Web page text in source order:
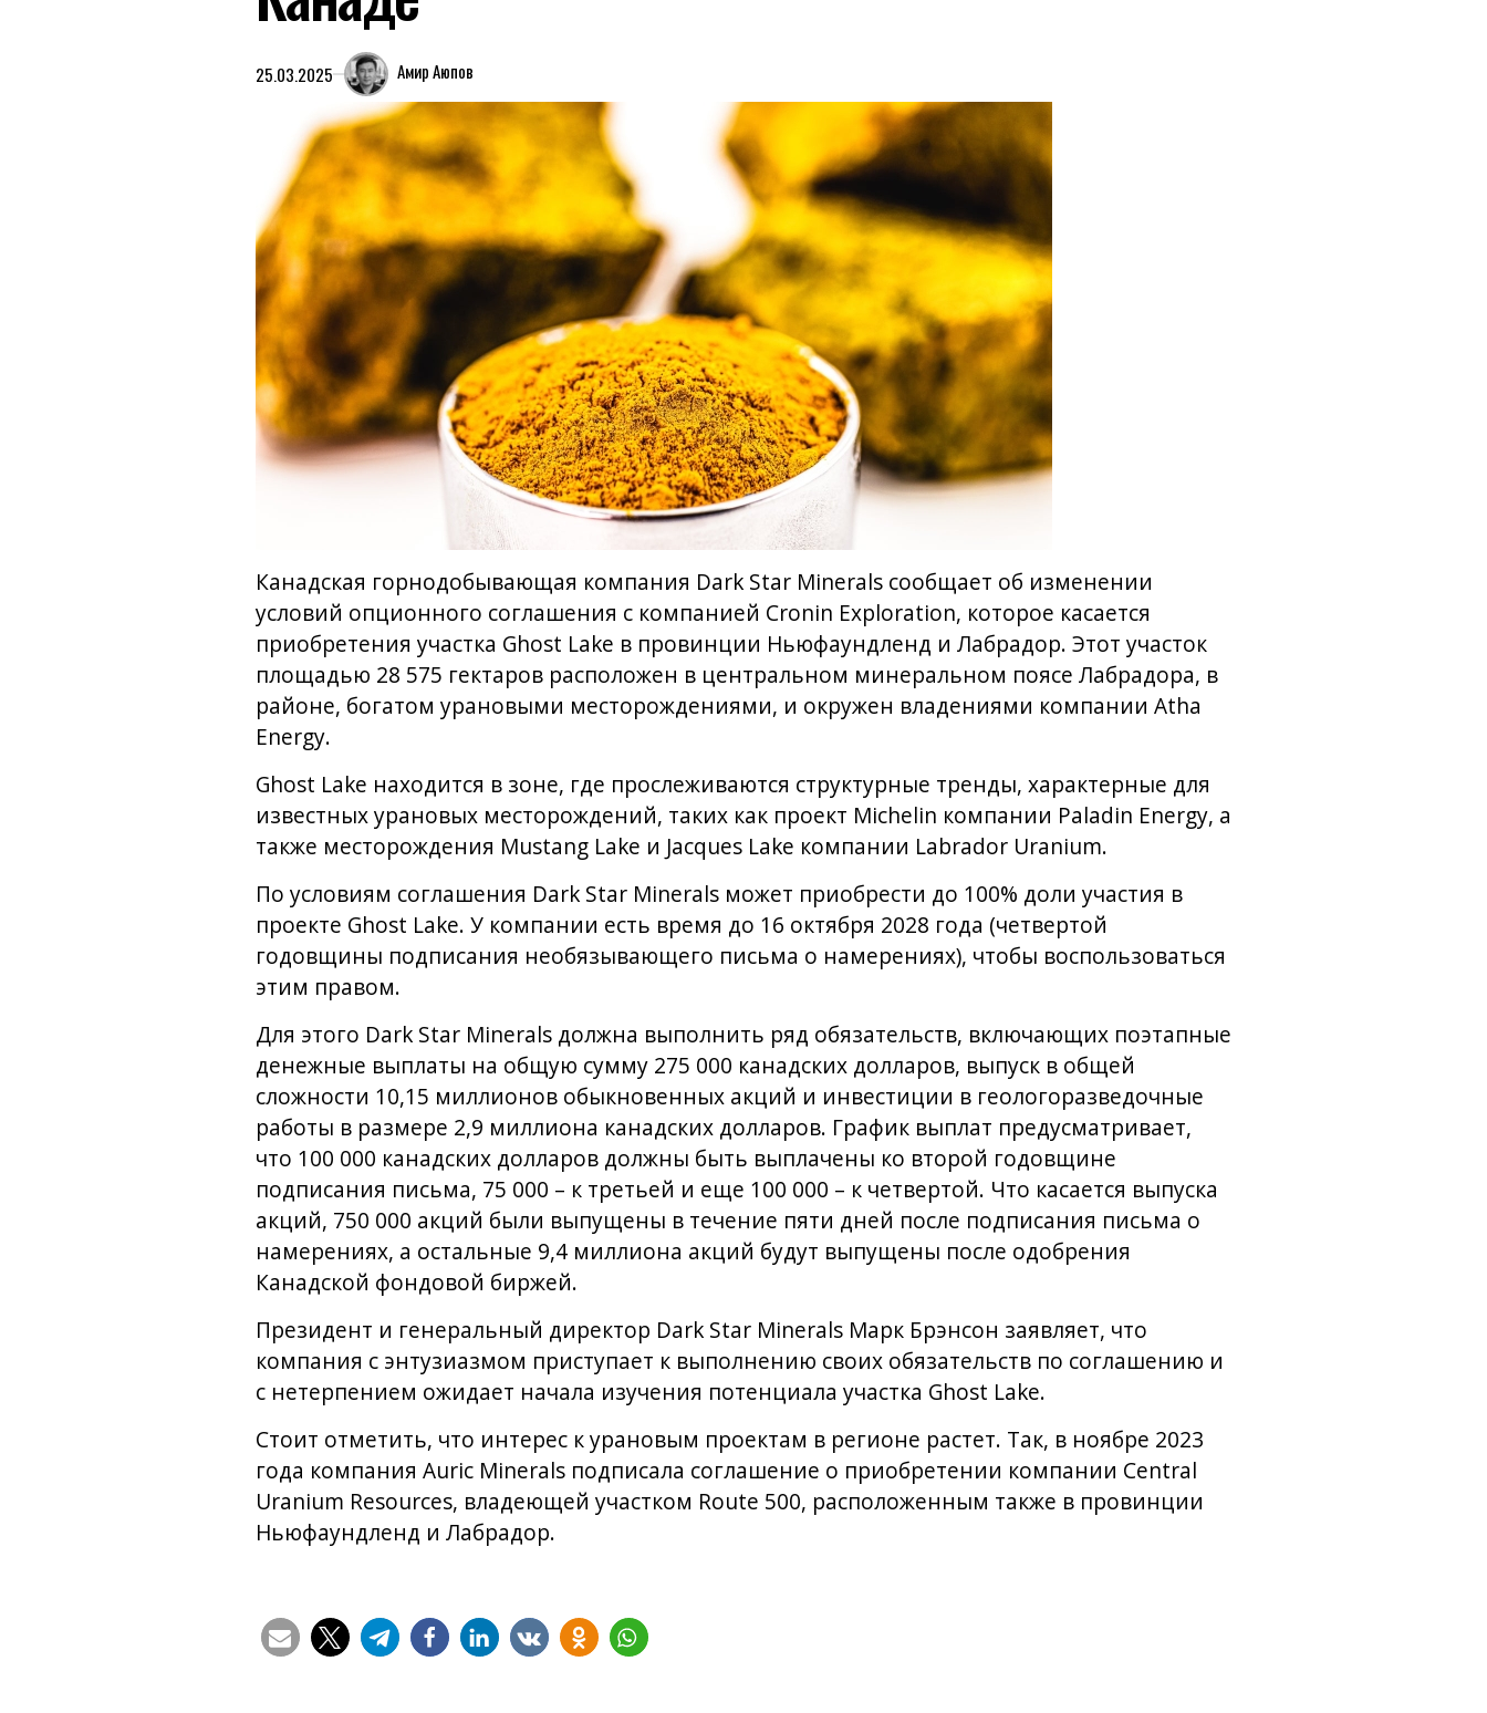
25.03.2025 Амир Аюпов
Канадская горнодобывающая компания Dark Star Minerals сообщает об изменении
условий опционного соглашения с компанией Cronin Exploration, которое касается
приобретения участка Ghost Lake в провинции Ньюфаундленд и Лабрадор. Этот участок
площадью 28 575 гектаров расположен в центральном минеральном поясе Лабрадора, в
районе, богатом урановыми месторождениями, и окружен владениями компании Atha
Energy.
Ghost Lake находится в зоне, где прослеживаются структурные тренды, характерные для
известных урановых месторождений, таких как проект Michelin компании Paladin Energy, а
также месторождения Mustang Lake и Jacques Lake компании Labrador Uranium.
По условиям соглашения Dark Star Minerals может приобрести до 100% доли участия в
проекте Ghost Lake. У компании есть время до 16 октября 2028 года (четвертой
годовщины подписания необязывающего письма о намерениях), чтобы воспользоваться
этим правом.
Для этого Dark Star Minerals должна выполнить ряд обязательств, включающих поэтапные
денежные выплаты на общую сумму 275 000 канадских долларов, выпуск в общей
сложности 10,15 миллионов обыкновенных акций и инвестиции в геологоразведочные
работы в размере 2,9 миллиона канадских долларов. График выплат предусматривает,
что 100 000 канадских долларов должны быть выплачены ко второй годовщине
подписания письма, 75 000 – к третьей и еще 100 000 – к четвертой. Что касается выпуска
акций, 750 000 акций были выпущены в течение пяти дней после подписания письма о
намерениях, а остальные 9,4 миллиона акций будут выпущены после одобрения
Канадской фондовой биржей.
Президент и генеральный директор Dark Star Minerals Марк Брэнсон заявляет, что
компания с энтузиазмом приступает к выполнению своих обязательств по соглашению и
с нетерпением ожидает начала изучения потенциала участка Ghost Lake.
Стоит отметить, что интерес к урановым проектам в регионе растет. Так, в ноябре 2023
года компания Auric Minerals подписала соглашение о приобретении компании Central
Uranium Resources, владеющей участком Route 500, расположенным также в провинции
Ньюфаундленд и Лабрадор.